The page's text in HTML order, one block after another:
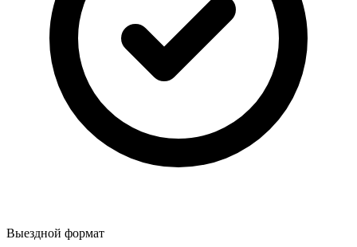
Выездной формат